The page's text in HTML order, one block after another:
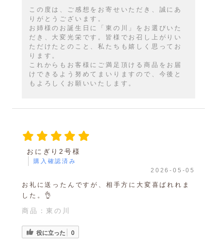
この度は、ご感想をお寄せいただき、誠にあ
りがとうございます。
お姉様のお誕生日に「東の川」をお選びいた
だき、大変光栄です。皆様でお召し上がりい
ただけたとのこと、私たちも嬉しく思ってお
ります。
これからもお客様にご満足頂ける商品をお届
けできるよう努めてまいりますので、今後と
もよろしくお願いいたします。
おにぎり2号様
購入確認済み
2026-05-05
お礼に送ったんですが、相手方に大変喜ばれれま
した。👌
商品：東の川
役に立った 0